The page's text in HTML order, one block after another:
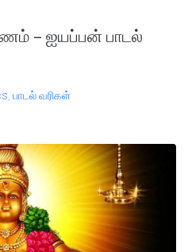
– ஐயப்பன் பாடல்
பாடல் வரிகள்